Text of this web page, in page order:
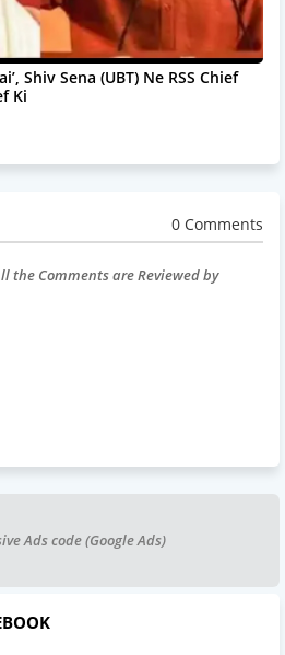
Shiv Sena (UBT) Ne RSS Chief
Ki
0 Comments
the Comments are Reviewed by
Ads code (Google Ads)